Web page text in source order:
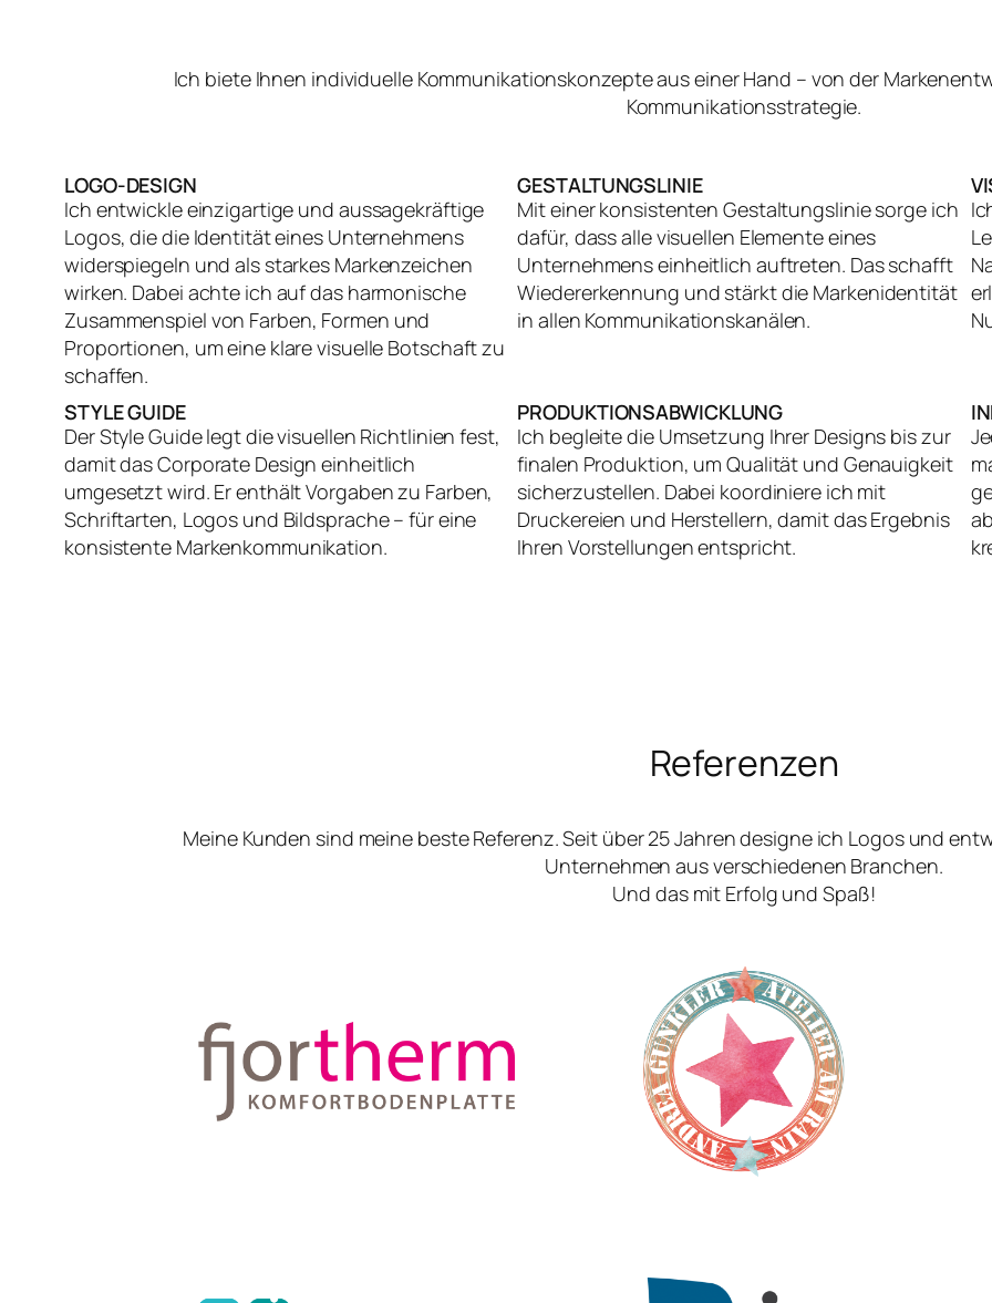
Ich biete Ihnen individuelle Kommunikationskonzepte aus einer Hand – von der
Kommunikationsstrategie.
LOGO-DESIGN
Ich entwickle einzigartige und aussagekräftige
Logos, die die Identität eines Unternehmens
widerspiegeln und als starkes Markenzeichen
wirken. Dabei achte ich auf das harmonische
Zusammenspiel von Farben, Formen und
Proportionen, um eine klare visuelle Botschaft zu
schaffen.
GESTALTUNGSLINIE
Mit einer konsistenten Gestaltungslinie sorge ich
dafür, dass alle visuellen Elemente eines
Unternehmens einheitlich auftreten. Das schafft
Wiedererkennung und stärkt die Markenidentität
in allen Kommunikationskanälen.
STYLE GUIDE
Der Style Guide legt die visuellen Richtlinien fest,
damit das Corporate Design einheitlich
umgesetzt wird. Er enthält Vorgaben zu Farben,
Schriftarten, Logos und Bildsprache – für eine
konsistente Markenkommunikation.
PRODUKTIONSABWICKLUNG
Ich begleite die Umsetzung Ihrer Designs bis zur
finalen Produktion, um Qualität und Genauigkeit
sicherzustellen. Dabei koordiniere ich mit
Druckereien und Herstellern, damit das Ergebnis
Ihren Vorstellungen entspricht.
Referenzen
Meine Kunden sind meine beste Referenz. Seit über 25 Jahren designe ich Logos und
Unternehmen aus verschiedenen Branchen.
Und das mit Erfolg und Spaß!